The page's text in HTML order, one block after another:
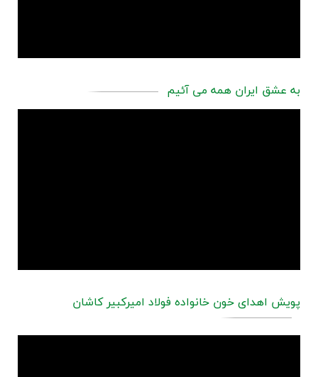
به عشق ایران همه می آئیم
پویش اهدای خون خانواده فولاد امیرکبیر کاشان